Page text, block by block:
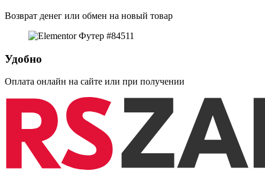
Возврат денег или обмен на новый товар
Удобно
Оплата онлайн на сайте или при получении